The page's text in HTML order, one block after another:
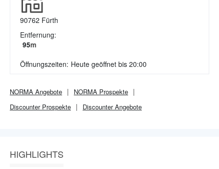
90762 Fürth
Entfernung:
95m
Öffnungszeiten: Heute geöffnet bis 20:00
NORMA Angebote NORMA Prospekte
DiscounterProspekte DiscounterAngebote
HIGHLIGHTS